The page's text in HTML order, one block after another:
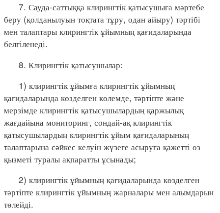
7. Сауда-саттыққа клирингтік қатысушыға мәртебе
беру (қолданылуын тоқтата тұру, одан айыру) тәртібі
мен талаптары клирингтік ұйымның қағидаларында
белгіленеді.
8. Клирингтік қатысушылар:
1) клирингтік ұйымға клирингтік ұйымның
қағидаларында көзделген көлемде, тәртіпте және
мерзімде клирингтік қатысушылардың қаржылық
жағдайына мониторинг, сондай-ақ клирингтік
қатысушылардың клирингтік ұйым қағидаларының
талаптарына сәйкес келуін жүзеге асыруға қажетті өз
қызметі туралы ақпаратты ұсынады;
2) клирингтік ұйымның қағидаларында көзделген
тәртіпте клирингтік ұйымның жарналары мен алымдарын
төлейді.